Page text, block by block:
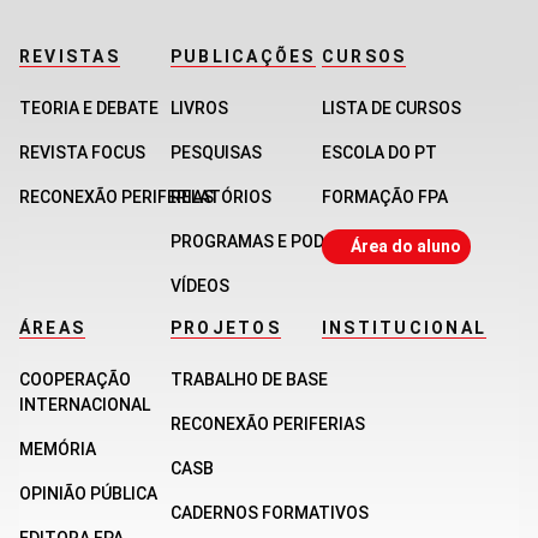
REVISTAS
TEORIA E DEBATE
REVISTA FOCUS
RECONEXÃO PERIFERIAS
PUBLICAÇÕES
LIVROS
PESQUISAS
RELATÓRIOS
PROGRAMAS E PODCASTS
VÍDEOS
CURSOS
LISTA DE CURSOS
ESCOLA DO PT
FORMAÇÃO FPA
Área do aluno
ÁREAS
COOPERAÇÃO
INTERNACIONAL
MEMÓRIA
OPINIÃO PÚBLICA
PROJETOS
TRABALHO DE BASE
RECONEXÃO PERIFERIAS
CASB
CADERNOS FORMATIVOS
INSTITUCIONAL